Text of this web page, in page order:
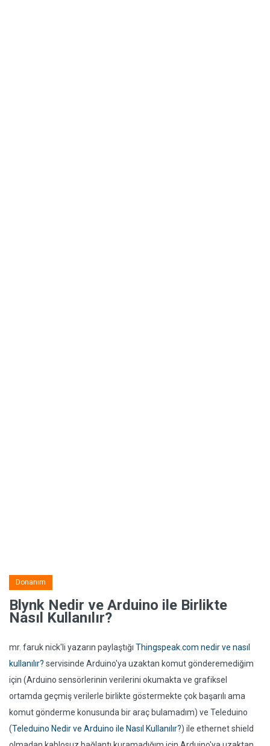
Donanım
Blynk Nedir ve Arduino ile Birlikte
Nasıl Kullanılır?
mr. faruk nick'li yazarın paylaştığı Thingspeak.com nedir ve nasıl
kullanılır? servisinde Arduino'ya uzaktan komut gönderemediğim
için (Arduino sensörlerinin verilerini okumakta ve grafiksel
ortamda geçmiş verilerle birlikte göstermekte çok başarılı ama
komut gönderme konusunda bir araç bulamadım) ve Teleduino
(Teleduino Nedir ve Arduino ile Nasıl Kullanılır?) ile ethernet shield